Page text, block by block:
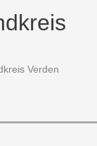
Verden